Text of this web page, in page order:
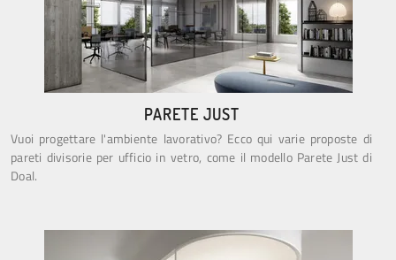
PARETE JUST
Vuoi progettare l'ambiente lavorativo? Ecco qui varie proposte di
pareti divisorie per ufficio in vetro, come il modello Parete Just di
Doal.